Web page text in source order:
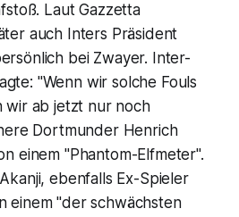
Laut Gazzetta
auch Inters Präsident
bei Zwayer. Inter-
"Wenn wir solche Fouls
wir ab jetzt nur noch
Dortmunder Henrich
einem "Phantom-Elfmeter".
ebenfalls Ex-Spieler
einem "der schwächsten